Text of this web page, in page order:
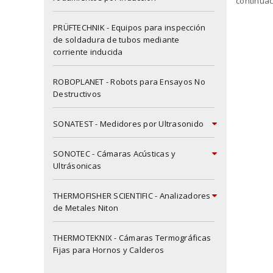
PRÜFTECHNIK - Equipos para inspección
de soldadura de tubos mediante
corriente inducida
ROBOPLANET - Robots para Ensayos No
Destructivos
SONATEST - Medidores por Ultrasonido
SONOTEC - Cámaras Acústicas y
Ultrásonicas
THERMOFISHER SCIENTIFIC - Analizadores
de Metales Niton
THERMOTEKNIX - Cámaras Termográficas
Fijas para Hornos y Calderos